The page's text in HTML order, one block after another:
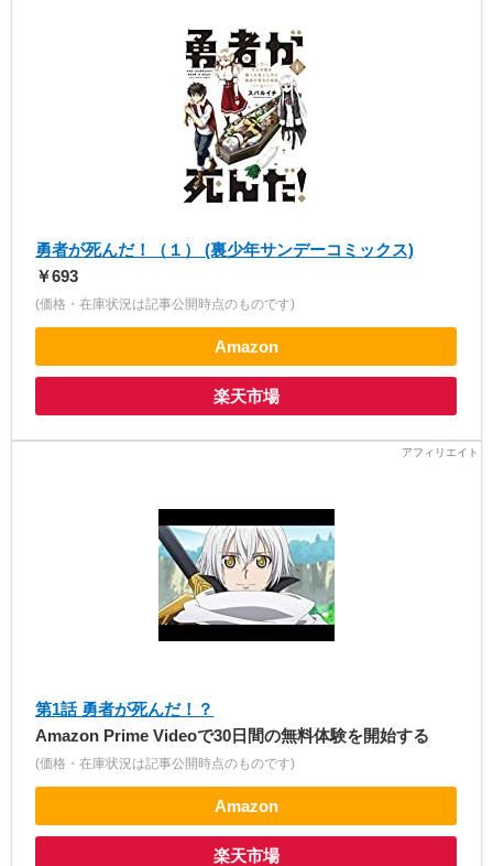
勇者が死んだ！（１） (裏少年サンデーコミックス)
￥693
(価格・在庫状況は記事公開時点のものです)
Amazon
楽天市場
第1話 勇者が死んだ！？
Amazon Prime Videoで30日間の無料体験を開始する
(価格・在庫状況は記事公開時点のものです)
Amazon
楽天市場